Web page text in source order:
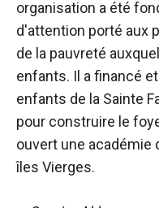
organisation a été
d'attention porté aux
de la pauvreté
enfants. Il a financé
enfants de la Sainte
pour construire le
ouvert une académie
îles Vierges.